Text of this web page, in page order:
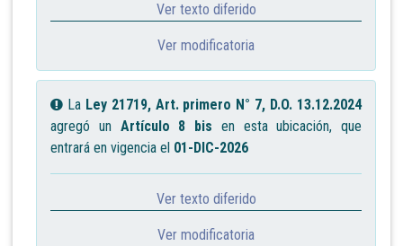
Ver texto diferido
Ver modificatoria
La Ley 21719, Art. primero N° 7, D.O. 13.12.2024
agregó un Artículo 8 bis en esta ubicación, que
entrará en vigencia el 01-DIC-2026
Ver texto diferido
Ver modificatoria